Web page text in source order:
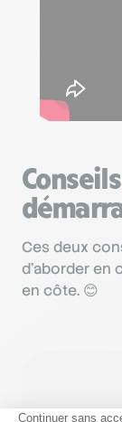
Ces deux
d’aborder en
en côte. 😊